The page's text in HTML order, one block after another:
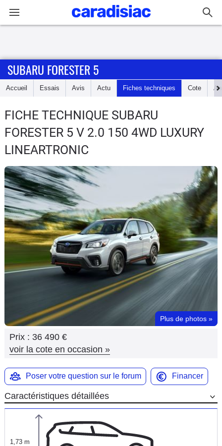
Accueil
Essais
Guide
d'achat
Electriques
Utilitaires
Flottes
Auto
Services
Moto
Marques
SUBARU FORESTER 5
Accueil Essais Avis Actu Fiches techniques Cote
FICHE TECHNIQUE SUBARU
FORESTER 5 V 2.0 150 4WD LUXURY
LINEARTRONIC
Plus de photos »
Prix : 36 490 €
voir la cote en occasion »
Poser votre question sur le forum Financer
Caractéristiques détaillées
1,73 m